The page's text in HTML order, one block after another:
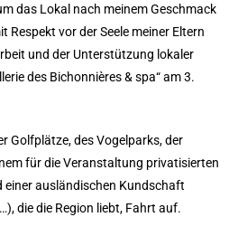
das Lokal nach meinem Geschmack
Respekt vor der Seele meiner Eltern
und der Unterstützung lokaler
des Bichonnières & spa“ am 3.
Golfplätze, des Vogelparks, der
für die Veranstaltung privatisierten
einer ausländischen Kundschaft
die die Region liebt, Fahrt auf.